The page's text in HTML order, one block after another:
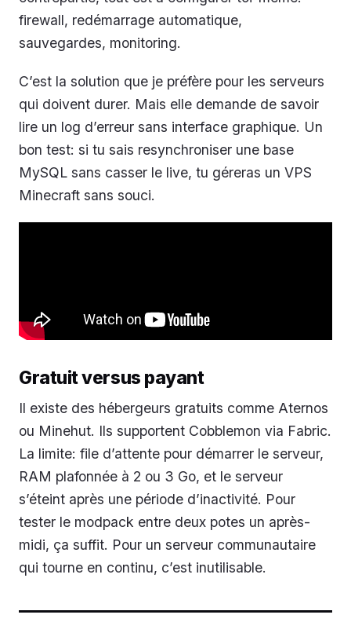
firewall, redémarrage automatique,
sauvegardes, monitoring.
C’est la solution que je préfère pour les serveurs
qui doivent durer. Mais elle demande de savoir
lire un log d’erreur sans interface graphique. Un
bon test: si tu sais resynchroniser une base
MySQL sans casser le live, tu géreras un VPS
Minecraft sans souci.
Gratuit versus payant
Il existe des hébergeurs gratuits comme Aternos
ou Minehut. Ils supportent Cobblemon via Fabric.
La limite: file d’attente pour démarrer le serveur,
RAM plafonnée à 2 ou 3 Go, et le serveur
s’éteint après une période d’inactivité. Pour
tester le modpack entre deux potes un après-
midi, ça suffit. Pour un serveur communautaire
qui tourne en continu, c’est inutilisable.